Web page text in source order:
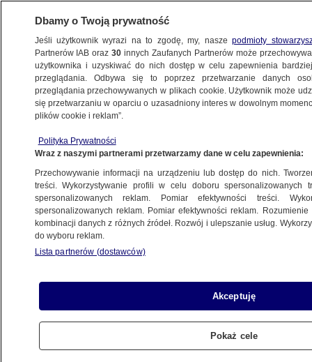
USA
Przestępcy uciekli z więzienia,
ukrywali się przez tydzień. Policja
publikuje nagranie z zatrzymania
ŚWIAT
Podłożył bomby w okolicy Kapitolu
dzień przed szturmem. FBI
udostępniło nagranie
Biały Dom: Biden wezwał Putina
Dbamy o Twoją prywatność
Jeśli użytkownik wyrazi na to zgodę, my, naszepodmioty
Partnerów IAB oraz30 innych Zaufanych Partnerów może
użytkownika i uzyskiwać do nich dostęp w celu zapewnienia
przeglądania. Odbywa się to poprzez przetwarzanie danych
przeglądania przechowywanych w plikach cookie. Użytkownik może
się przetwarzaniu w oparciu o uzasadniony interes w dowolnym
plików cookie i reklam”.
Polityka Prywatności
Wraz z naszymi partnerami przetwarzamy dane w celu zapewnienia:
Przechowywanie informacji na urządzeniu lub dostęp do nich.
treści. Wykorzystywanie profili w celu doboru spersonalizowanych
spersonalizowanych reklam. Pomiar efektywności treści.
spersonalizowanych reklam. Pomiar efektywności reklam.
kombinacji danych z różnych źródeł. Rozwój i ulepszanie usług.
do wyboru reklam.
Lista partnerów (dostawców)
Akceptuję
Pokaż cele